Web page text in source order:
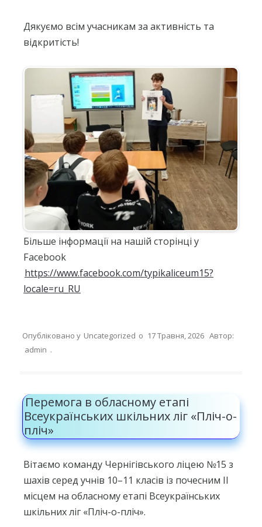
Дякуємо всім учасникам за активність та
відкритість!
Більше інформації на нашій сторінці у
Facebook
https://www.facebook.com/typikaliceum15?
locale=ru_RU
Опубліковано у Uncategorized о 17 Травня, 2026 Автор:
admin .
Перемога в обласному етапі
Всеукраїнських шкільних ліг «Пліч-о-
пліч»
Вітаємо команду Чернігівського ліцею №15 з
шахів серед учнів 10–11 класів із почесним ІІ
місцем на обласному етапі Всеукраїнських
шкільних ліг «Пліч-о-пліч».